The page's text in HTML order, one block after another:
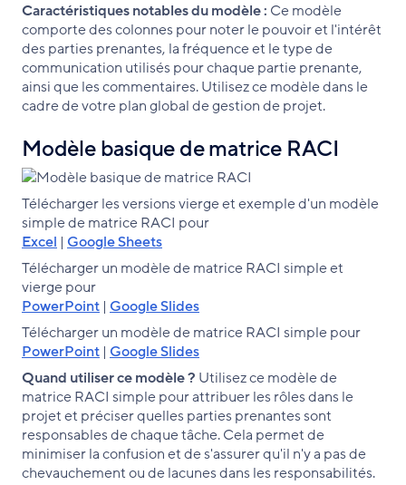
Caractéristiques notables du modèle : Ce modèle
comporte des colonnes pour noter le pouvoir et l'intérêt
des parties prenantes, la fréquence et le type de
communication utilisés pour chaque partie prenante,
ainsi que les commentaires. Utilisez ce modèle dans le
cadre de votre plan global de gestion de projet.
Modèle basique de matrice RACI
Télécharger les versions vierge et exemple d'un modèle
simple de matrice RACI pour
Excel | Google Sheets
Télécharger un modèle de matrice RACI simple et
vierge pour
PowerPoint | Google Slides
Télécharger un modèle de matrice RACI simple pour
PowerPoint | Google Slides
Quand utiliser ce modèle ? Utilisez ce modèle de
matrice RACI simple pour attribuer les rôles dans le
projet et préciser quelles parties prenantes sont
responsables de chaque tâche. Cela permet de
minimiser la confusion et de s'assurer qu'il n'y a pas de
chevauchement ou de lacunes dans les responsabilités.